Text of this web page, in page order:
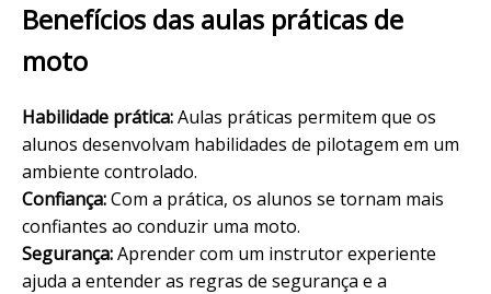
Benefícios das aulas práticas de
moto
Habilidade prática:Aulas práticas permitem que os
alunos desenvolvam habilidades de pilotagem em um
ambiente controlado.
Confiança:Com a prática, os alunos se tornam mais
confiantes ao conduzir uma moto.
Segurança:Aprender com um instrutor experiente
ajuda a entender as regras de segurança e a